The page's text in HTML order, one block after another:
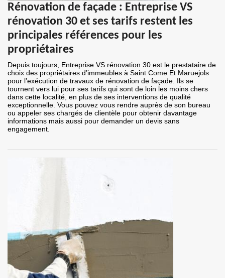
Rénovation de façade : Entreprise VS
rénovation 30 et ses tarifs restent les
principales références pour les
propriétaires
Depuis toujours, Entreprise VS rénovation 30 est le prestataire de
choix des propriétaires d’immeubles à Saint Come Et Maruejols
pour l’exécution de travaux de rénovation de façade. Ils se
tournent vers lui pour ses tarifs qui sont de loin les moins chers
dans cette localité, en plus de ses interventions de qualité
exceptionnelle. Vous pouvez vous rendre auprès de son bureau
ou appeler ses chargés de clientèle pour obtenir davantage
informations mais aussi pour demander un devis sans
engagement.